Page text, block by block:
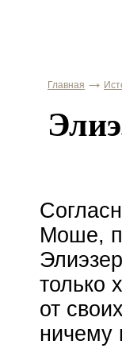
Главная
Моше,
только
от
ничему